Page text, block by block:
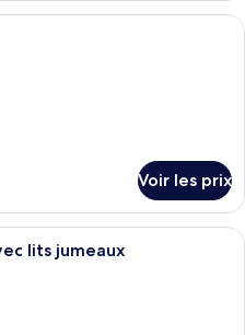
Une chambre à coucher avec un lit,
Voir les prix
Une chambre à coucher avec un lit,
lits jumeaux